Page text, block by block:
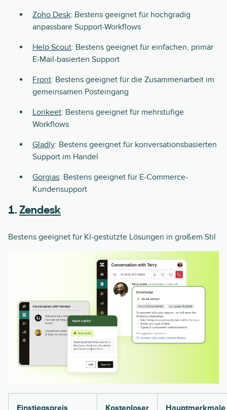
Zoho Desk: Bestens geeignet für hochgradig
anpassbare Support-Workflows
Help Scout: Bestens geeignet für einfachen, primär
E-Mail-basierten Support
Front: Bestens geeignet für die Zusammenarbeit im
gemeinsamen Posteingang
Lorikeet: Bestens geeignet für mehrstufige
Workflows
Gladly: Bestens geeignet für konversationsbasierten
Support im Handel
Gorgias: Bestens geeignet für E-Commerce-
Kundensupport
1. Zendesk
Bestens geeignet für KI-gestützte Lösungen in großem Stil
Einstiegspreis
Kostenloser
Hauptmerkmale